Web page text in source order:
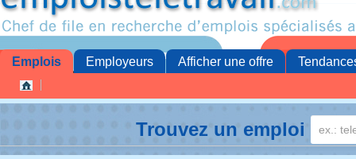
Emplois Employeurs Afficher une offre
Trouvez un emploi